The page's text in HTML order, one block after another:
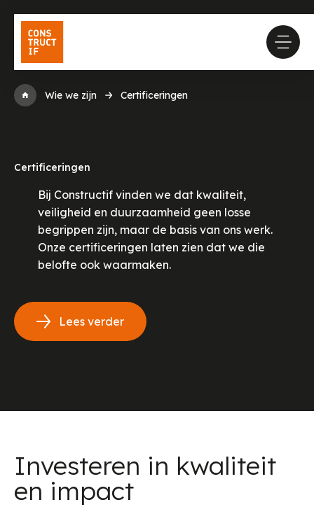
Wie we zijn Certificeringen
Certificeringen
Bij Constructif vinden we dat kwaliteit,
veiligheid en duurzaamheid geen losse
begrippen zijn, maar de basis van ons werk.
Onze certificeringen laten zien dat we die
belofte ook waarmaken.
Lees verder
Investeren in kwaliteit
en impact